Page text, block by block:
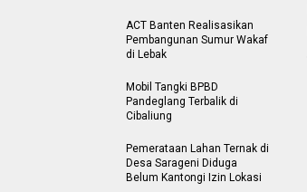
ACT Banten Realisasikan
Pembangunan Sumur Wakaf
di Lebak
Mobil Tangki BPBD
Pandeglang Terbalik di
Cibaliung
Pemerataan Lahan Ternak di
Desa Sarageni Diduga
Belum Kantongi Izin Lokasi